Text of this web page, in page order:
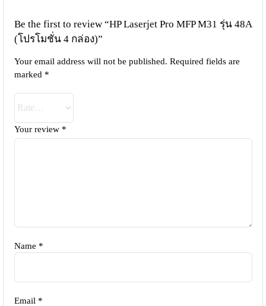
Be the first to review “HP Laserjet Pro MFP M31 รุ่น 48A
(โปรโมชั่น 4 กล่อง)”
Your email address will not be published. Required fields are
marked *
Your review *
Name *
Email *